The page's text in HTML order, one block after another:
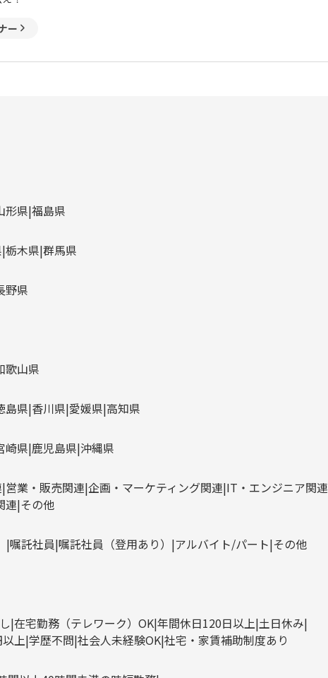
ー
形県 福島県
栃木県 群馬県
野県
歌山県
島県 香川県 愛媛県 高知県
崎県 鹿児島県 沖縄県
営業・販売関連 企画・マーケティング関連 IT・エンジニア関連
連 その他
嘱託社員 嘱託社員（登用あり） アルバイト/パート その他
在宅勤務（テレワーク）OK 年間休日120日以上 土日休み
上 学歴不問 社会人未経験OK 社宅・家賃補助制度あり